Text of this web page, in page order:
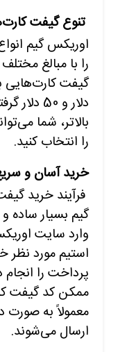
تنوع گیفت
اوریکس گیم
را با مبالغ
دلار و 50
بالاتر، شما
را انتخاب کنید.
خرید آسان و
فرآیند خرید
گیم بسیار ساده
وارد سایت
استیم مورد نظر
پرداخت را
ممکن کد گیفت
معمولاً به صورت
ارسال می‌شوند.